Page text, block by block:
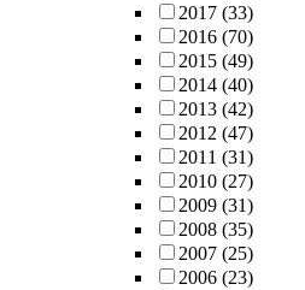
2017 (33)
2016 (70)
2015 (49)
2014 (40)
2013 (42)
2012 (47)
2011 (31)
2010 (27)
2009 (31)
2008 (35)
2007 (25)
2006 (23)